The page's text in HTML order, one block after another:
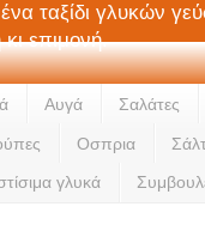
ταξίδι γλυκών
κι επιμονή.
Αυγά Σαλάτες
Οσπρια
γλυκά